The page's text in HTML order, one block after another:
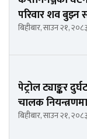
परिवार शव बुझ्न
बिहीबार, साउन २१, २०८३
पेट्रोल ट्याङ्कर
चालक नियन्त्रणमा
बिहीबार, साउन २१, २०८३